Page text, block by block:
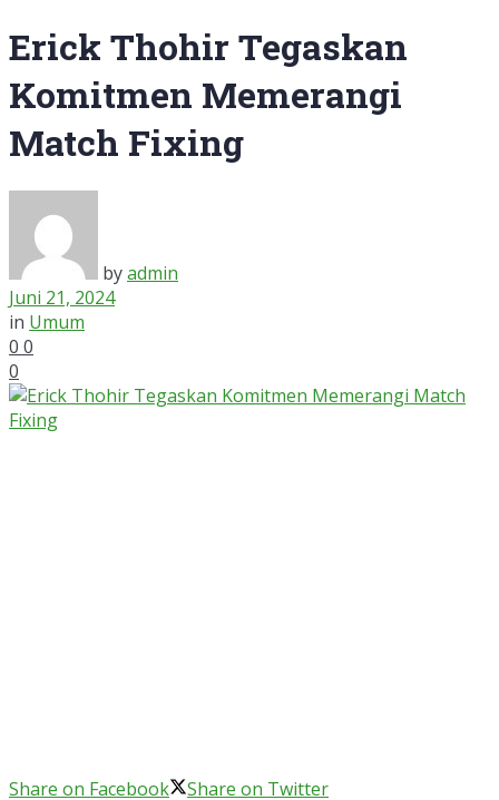
Erick Thohir Tegaskan
Komitmen Memerangi
Match Fixing
byadmin
Juni 21, 2024
in Umum
0 0
0
Share on Facebook Share on Twitter